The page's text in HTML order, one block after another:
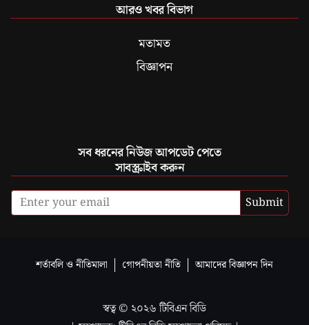
আরও খবর বিভাগ
মতামত
বিজ্ঞাপন
সব ধরনের নিউজ আপডেট পেতে
সাবস্ক্রাইব করুন
Submit
শর্তাবলি ও নীতিমালা গোপনীয়তা নীতি আমাদের বিজ্ঞাপন দিন
স্বত্ব © ২০২৬ টিবিএন বিডি